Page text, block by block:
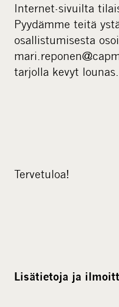
Internet-sivuilta
Pyydämme teitä
osallistumisesta
tarjolla kevyt lounas.
Tervetuloa!
Lisätietoja ja